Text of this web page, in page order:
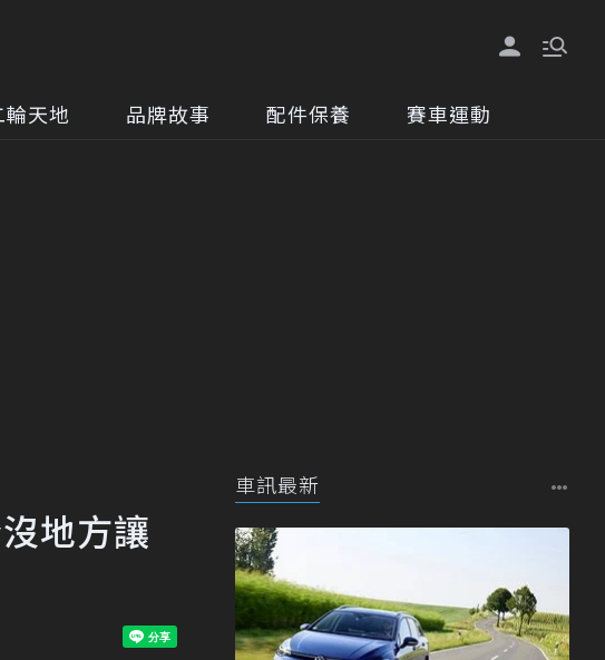
輪天地 品牌故事 配件保養 賽車運動
地方讓
車訊最新